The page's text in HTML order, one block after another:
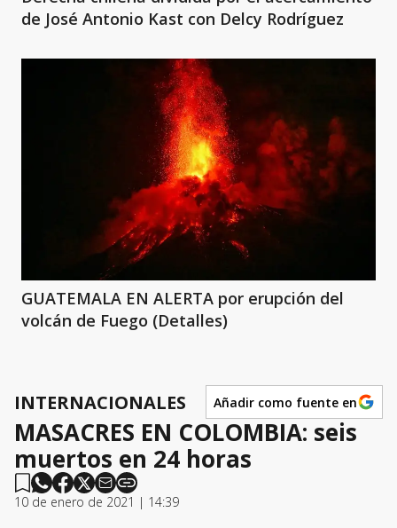
de José Antonio Kast con Delcy Rodríguez
GUATEMALA EN ALERTA por erupción del
volcán de Fuego (Detalles)
INTERNACIONALES Añadir como fuente en
MASACRES EN COLOMBIA: seis
muertos en 24 horas
10 de enero de 2021 | 14:39